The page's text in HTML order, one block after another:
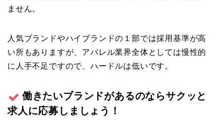
ません。
人気ブランドやハイブランドの１部では採用基準が高
い所もありますが、アパレル業界全体としては慢性的
に人手不足ですので、ハードルは低いです。
働きたいブランドがあるのならサクッと
求人に応募しましょう！